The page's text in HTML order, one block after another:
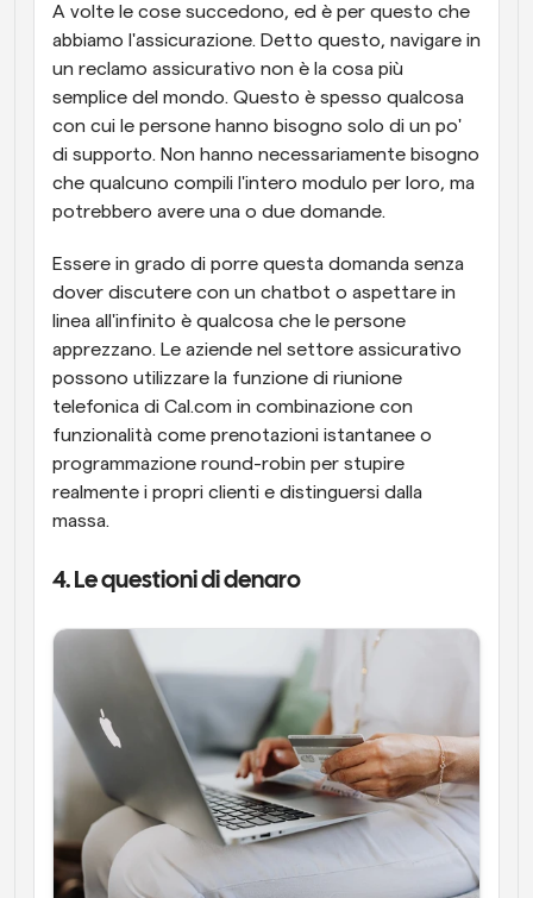
A volte le cose succedono, ed è per questo che
abbiamo l'assicurazione. Detto questo, navigare in
un reclamo assicurativo non è la cosa più
semplice del mondo. Questo è spesso qualcosa
con cui le persone hanno bisogno solo di un po'
di supporto. Non hanno necessariamente bisogno
che qualcuno compili l'intero modulo per loro, ma
potrebbero avere una o due domande.
Essere in grado di porre questa domanda senza
dover discutere con un chatbot o aspettare in
linea all'infinito è qualcosa che le persone
apprezzano. Le aziende nel settore assicurativo
possono utilizzare la funzione di riunione
telefonica di Cal.com in combinazione con
funzionalità come prenotazioni istantanee o
programmazione round-robin per stupire
realmente i propri clienti e distinguersi dalla
massa.
4. Le questioni di denaro